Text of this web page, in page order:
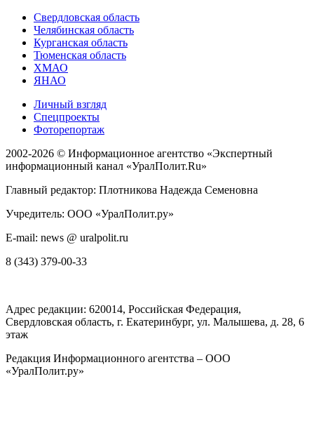
Свердловская область
Челябинская область
Курганская область
Тюменская область
ХМАО
ЯНАО
Личный взгляд
Спецпроекты
Фоторепортаж
2002-2026 © Информационное агентство «Экспертный
информационный канал «УралПолит.Ru»
Главный редактор: Плотникова Надежда Семеновна
Учредитель: ООО «УралПолит.ру»
E-mail: news @ uralpolit.ru
8 (343) 379-00-33
Адрес редакции: 620014, Российская Федерация,
Свердловская область, г. Екатеринбург, ул. Малышева, д. 28, 6
этаж
Редакция Информационного агентства – ООО
«УралПолит.ру»